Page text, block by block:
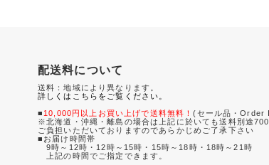
配送料について
送料：地域により異なります。
詳しくはこちらをご覧ください。
■ 10,000円以上お買い上げで送料無料！(セール品・Order
※北海道・沖縄・離島の場合は上記に於いても送料別途
ご負担いただいておりますのであらかじめご了承下さい
■お届け時間帯
9時～12時・12時～15時・15時～18時・18時～21時
上記の時間でご指定できます。